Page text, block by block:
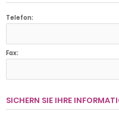
Telefon:
Fax:
SICHERN SIE IHRE